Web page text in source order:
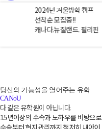
2024년 겨울방학 캠프
선착순 모집중!!
캐나다.뉴질랜드. 필리핀
당신의 가능성을 열어주는 유학
CANoU
다 같은 유학원이 아닙니다.
15년이상의 수속과 노하우를 바탕으
수속부터 현지관리까지 철저히 내아